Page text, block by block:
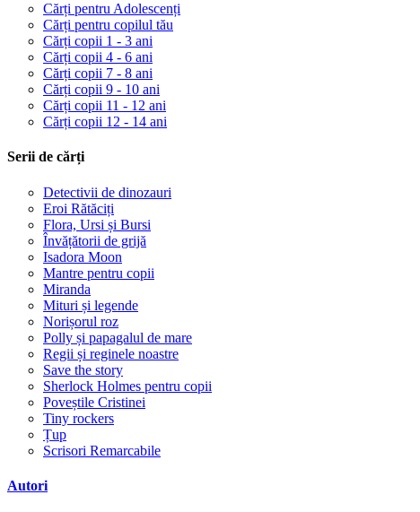
Cărți pentru Adolescenți
Cărți pentru copilul tău
Cărți copii 1 - 3 ani
Cărți copii 4 - 6 ani
Cărți copii 7 - 8 ani
Cărți copii 9 - 10 ani
Cărți copii 11 - 12 ani
Cărți copii 12 - 14 ani
Serii de cărți
Detectivii de dinozauri
Eroi Rătăciți
Flora, Ursi și Bursi
Învățătorii de grijă
Isadora Moon
Mantre pentru copii
Miranda
Mituri și legende
Norișorul roz
Polly și papagalul de mare
Regii și reginele noastre
Save the story
Sherlock Holmes pentru copii
Poveștile Cristinei
Tiny rockers
Țup
Scrisori Remarcabile
Autori